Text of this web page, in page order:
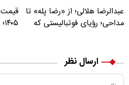
عبدالرضا هلالی؛ از «رضا پله» تا
مداحی؛ رؤیای فوتبالیستی که
ارسال نظر